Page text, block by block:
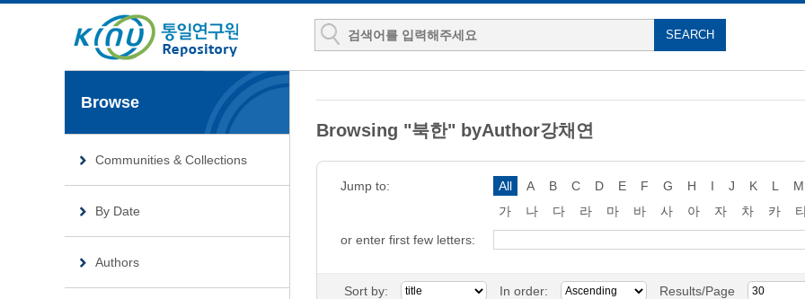
Browse
Communities & Collections
By Date
Authors
Browsing "북한" byAuthor강채연
Jump to: All A B C D E F G H I J K L M
가
나 다 라 마 바 사 아 자 차 카
or enter first few letters:
Sort by: In order: Results/Page